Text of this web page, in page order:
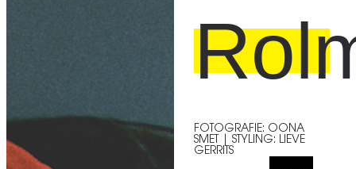
FOTOGRAFIE: OONA
SMET | STYLING: LIEVE
GERRITS